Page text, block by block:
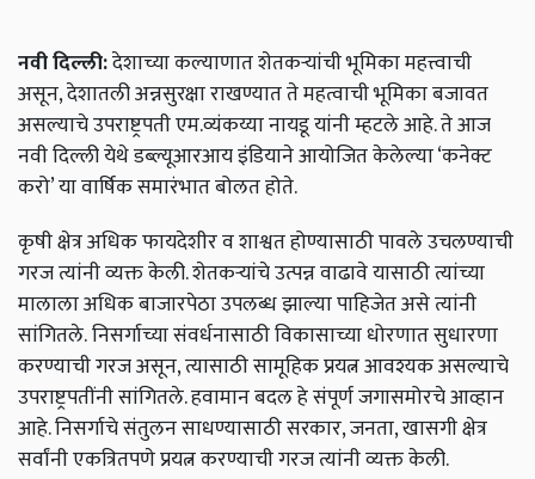
नवी दिल्ली:देशाच्या कल्याणात शेतकऱ्यांची भूमिका महत्त्वाची
असून, देशातली अन्नसुरक्षा राखण्यात ते महत्वाची भूमिका बजावत
असल्याचे उपराष्ट्रपती एम.व्यंकय्या नायडू यांनी म्हटले आहे. ते आज
नवी दिल्ली येथे डब्ल्यूआरआय इंडियाने आयोजित केलेल्या ‘कनेक्ट
करो’ या वार्षिक समारंभात बोलत होते.
कृषी क्षेत्र अधिक फायदेशीर व शाश्वत होण्यासाठी पावले उचलण्याची
गरज त्यांनी व्यक्त केली. शेतकऱ्यांचे उत्पन्न वाढावे यासाठी त्यांच्या
मालाला अधिक बाजारपेठा उपलब्ध झाल्या पाहिजेत असे त्यांनी
सांगितले.निसर्गाच्या संवर्धनासाठी विकासाच्या धोरणात सुधारणा
करण्याची गरज असून, त्यासाठी सामूहिक प्रयत्न आवश्यक असल्याचे
उपराष्ट्रपतींनी सांगितले. हवामान बदल हे संपूर्ण जगासमोरचे आव्हान
आहे. निसर्गाचे संतुलन साधण्यासाठी सरकार, जनता, खासगी क्षेत्र
सर्वांनी एकत्रितपणे प्रयत्न करण्याची गरज त्यांनी व्यक्त केली.